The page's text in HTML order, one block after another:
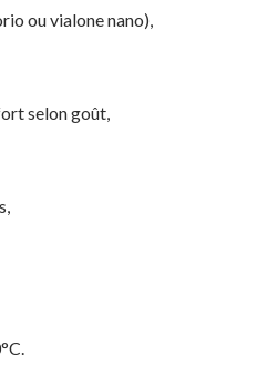
ou vialone nano),
selon goût,